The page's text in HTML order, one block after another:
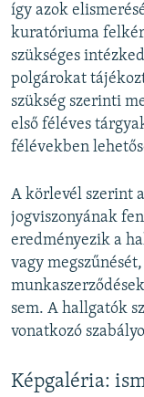
így azok
kuratóriuma
szükséges
polgárokat
szükség szerinti
első féléves
félévekben
A körlevél szerint
jogviszonyának
eredményezik a
vagy
sem. A hallgatók
vonatkozó
Képgaléria: